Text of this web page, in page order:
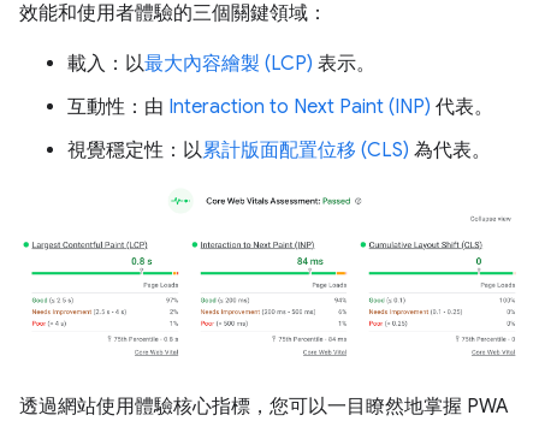
效能和使用者體驗的三個關鍵領域：
載入：以最大內容繪製 (LCP) 表示。
互動性：由 Interaction to Next Paint (INP) 代表。
視覺穩定性：以累計版面配置位移 (CLS) 為代表。
透過網站使用體驗核心指標，您可以一目瞭然地掌握 PWA